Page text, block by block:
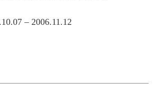
– 2006.11.12